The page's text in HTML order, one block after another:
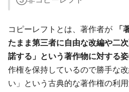
コピーレフトとは、著作者が
「
たまま第三者に自由な改編や二
諾する」という著作物に対する
作権を保持しているので勝手な
い」という古典的な著作権の利